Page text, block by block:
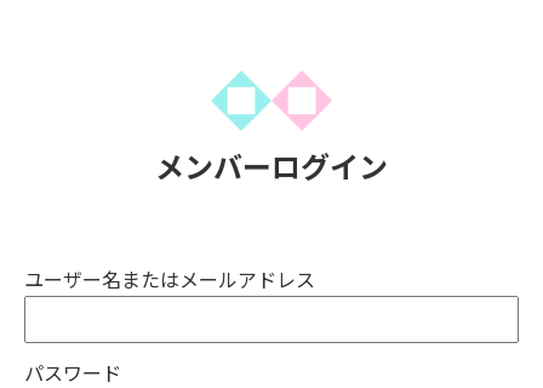
メンバーログイン
ユーザー名またはメールアドレス
パスワード